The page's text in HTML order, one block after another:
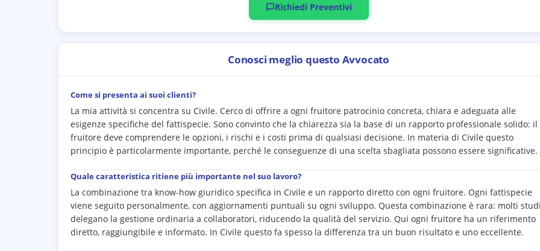
Richiedi Preventivi
Conosci meglio questo Avvocato
Come si presenta ai suoi clienti?
La mia attività si concentra su Civile. Cerco di offrire a ogni fruitore patrocinio concreta, chiara e adeguata alle
esigenze specifiche del fattispecie. Sono convinto che la chiarezza sia la base di un rapporto professionale solido: il
fruitore deve comprendere le opzioni, i rischi e i costi prima di qualsiasi decisione. In materia di Civile questo
principio è particolarmente importante, perché le conseguenze di una scelta sbagliata possono essere significative.
Quale caratteristica ritiene più importante nel suo lavoro?
La combinazione tra know-how giuridico specifica in Civile e un rapporto diretto con ogni fruitore. Ogni fattispecie
viene seguito personalmente, con aggiornamenti puntuali su ogni sviluppo. Questa combinazione è rara: molti
delegano la gestione ordinaria a collaboratori, riducendo la qualità del servizio. Qui ogni fruitore ha un riferimento
diretto, raggiungibile e informato. In Civile questo fa spesso la differenza tra un buon risultato e uno eccellente.